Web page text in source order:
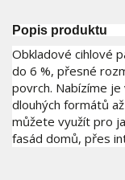
Popis produktu
Obkladové cihlové
do 6 %, přesné
povrch. Nabízíme
dlouhých formátů
můžete využít pro
fasád domů, přes